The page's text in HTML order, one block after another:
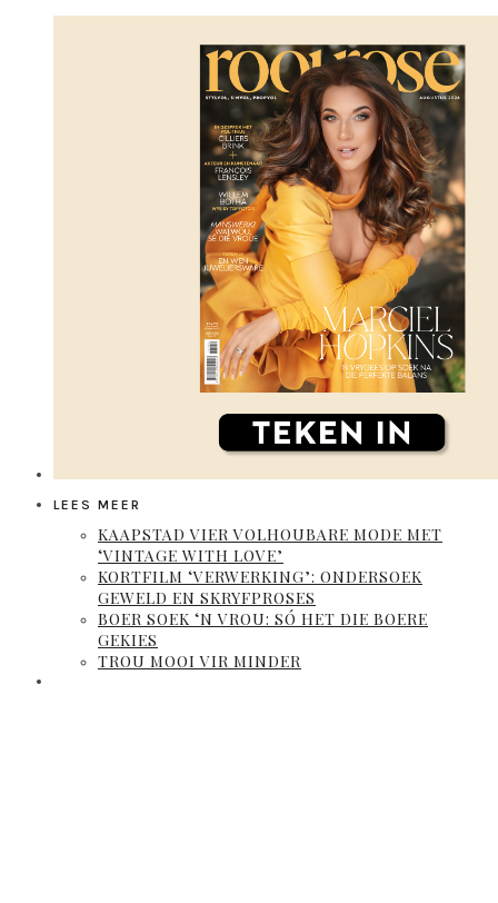
LEES MEER
KAAPSTAD VIER VOLHOUBARE MODE MET
‘VINTAGE WITH LOVE’
KORTFILM ‘VERWERKING’: ONDERSOEK
GEWELD EN SKRYFPROSES
BOER SOEK ‘N VROU: SÓ HET DIE BOERE
GEKIES
TROU MOOI VIR MINDER